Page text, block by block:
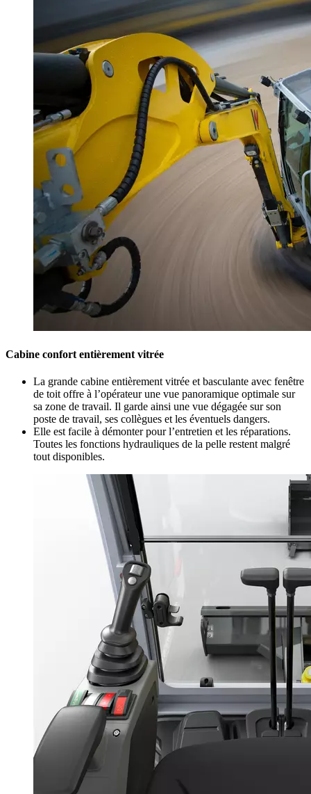
Cabine confort entièrement vitrée
La grande cabine entièrement vitrée et basculante avec fenêtre
de toit offre à l’opérateur une vue panoramique optimale sur
sa zone de travail. Il garde ainsi une vue dégagée sur son
poste de travail, ses collègues et les éventuels dangers.
Elle est facile à démonter pour l’entretien et les réparations.
Toutes les fonctions hydrauliques de la pelle restent malgré
tout disponibles.